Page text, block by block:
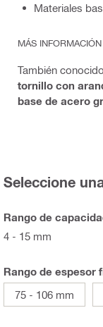
Materiales
MÁS INFORMACIÓN
También
tornillo con
base de acero
Seleccione
Rango de
4 - 15 mm
Rango de espesor
75 - 106 mm